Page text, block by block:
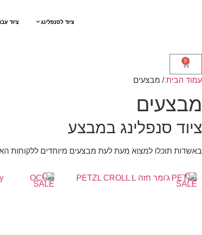
ציוד לסנפלינג ציוד
0
עמוד הבית/ מבצעים
מבצעים
ציוד סנפלינג במבצע
באשדות תוכלו למצוא מעת לעת מבצעים מיוחדים ללקוחות
ON
SALE
PETZL
ON
SALE
OCUM